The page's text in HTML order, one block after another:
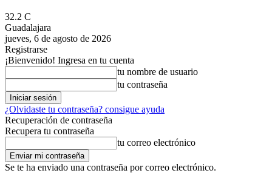
32.2 C
Guadalajara
jueves, 6 de agosto de 2026
Registrarse
¡Bienvenido! Ingresa en tu cuenta
tu nombre de usuario
tu contraseña
¿Olvidaste tu contraseña? consigue ayuda
Recuperación de contraseña
Recupera tu contraseña
tu correo electrónico
Se te ha enviado una contraseña por correo electrónico.